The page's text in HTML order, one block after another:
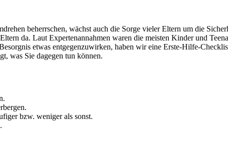
beherrschen, wächst auch die Sorge vieler Eltern um die
da. Laut Expertenannahmen waren die meisten Kinder und
etwas entgegenzuwirken, haben wir eine Erste-Hilfe-
was Sie dagegen tun können.
bzw. weniger als sonst.